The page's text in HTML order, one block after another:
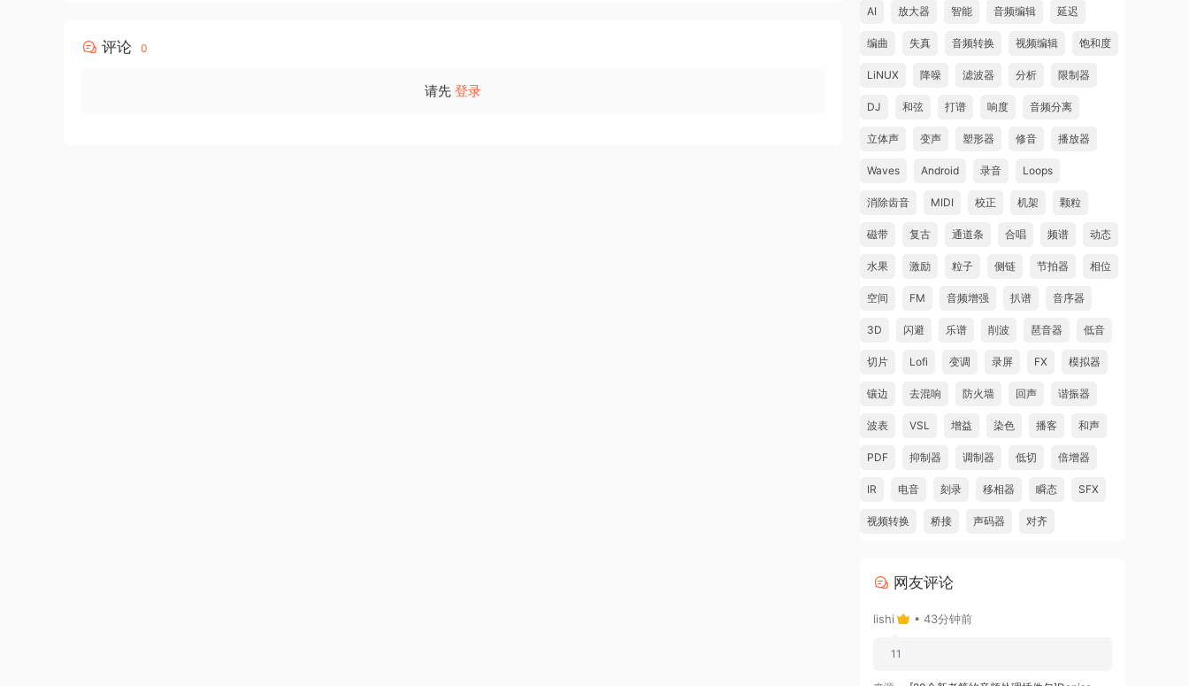
评论 0
请先 登录
AI 放大器 智能 音频编辑 延迟
编曲 失真 音频转换 视频编辑 饱和度
LiNUX 降噪 滤波器 分析 限制器
DJ 和弦 打谱 响度 音频分离
立体声 变声 塑形器 修音 播放器
Waves Android 录音 Loops
消除齿音 MIDI 校正 机架 颗粒
磁带 复古 通道条 合唱 频谱 动态
水果 激励 粒子 侧链 节拍器 相位
空间 FM 音频增强 扒谱 音序器
3D 闪避 乐谱 削波 琶音器 低音
切片 Lofi 变调 录屏 FX 模拟器
镶边 去混响 防火墙 回声 谐振器
波表 VSL 增益 染色 播客 和声
PDF 抑制器 调制器 低切 倍增器
IR 电音 刻录 移相器 瞬态 SFX
视频转换 桥接 声码器 对齐
网友评论
lishi • 43分钟前
11